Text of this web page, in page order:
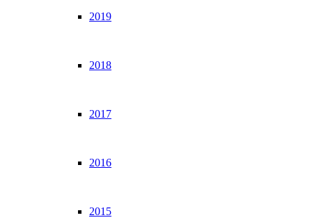
2019
2018
2017
2016
2015